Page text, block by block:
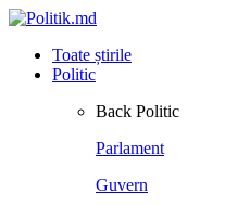
Toate știrile
Politic
Back Politic
Parlament
Guvern